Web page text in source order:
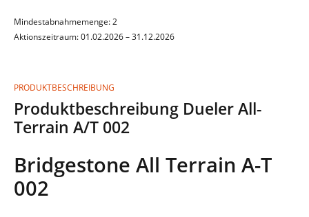
Mindestabnahmemenge: 2
Aktionszeitraum: 01.02.2026 – 31.12.2026
PRODUKTBESCHREIBUNG
Produktbeschreibung Dueler All-
Terrain A/T 002
Bridgestone All Terrain A-T
002